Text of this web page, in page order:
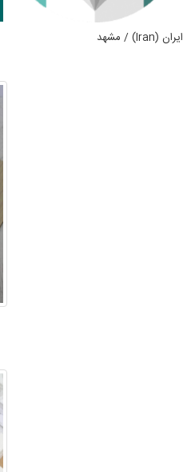
ایران (Iran) / مشهد